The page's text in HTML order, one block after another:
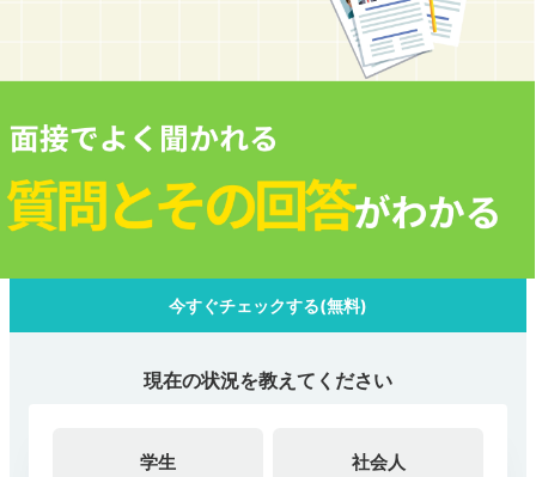
今すぐチェックする(無料)
現在の状況を教えてください
学生 社会人